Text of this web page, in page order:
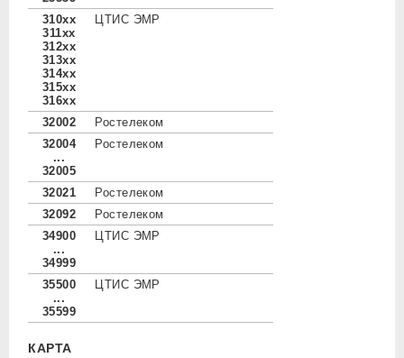
310xx
311xx
312xx
313xx
314xx
315xx
316xx
ЦТИС ЭМР
32002
Ростелеком
32004
...
32005
Ростелеком
32021
Ростелеком
32092
Ростелеком
34900
...
34999
ЦТИС ЭМР
35500
...
35599
ЦТИС ЭМР
КАРТА